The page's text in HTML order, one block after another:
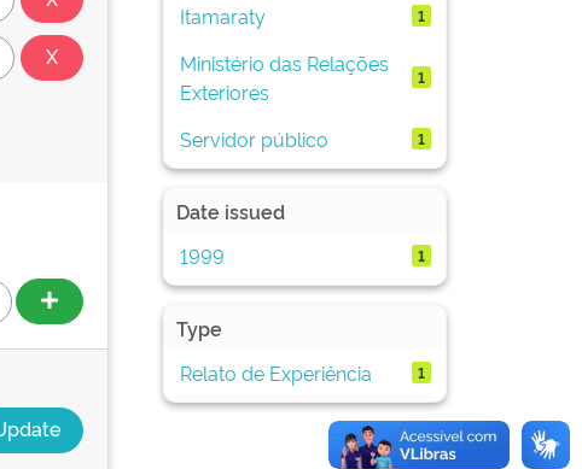
Itamaraty 1
Ministério das Relações
Exteriores
1
Servidor público 1
Date issued
1999
1
Type
Relato de Experiência
1